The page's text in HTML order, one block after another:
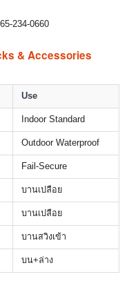
234-0660
& Accessories
Use
Indoor Standard
Outdoor Waterproof
Fail-Secure
บานเปลือย
บานเปลือย
บานสวิงเข้า
บน+ล่าง